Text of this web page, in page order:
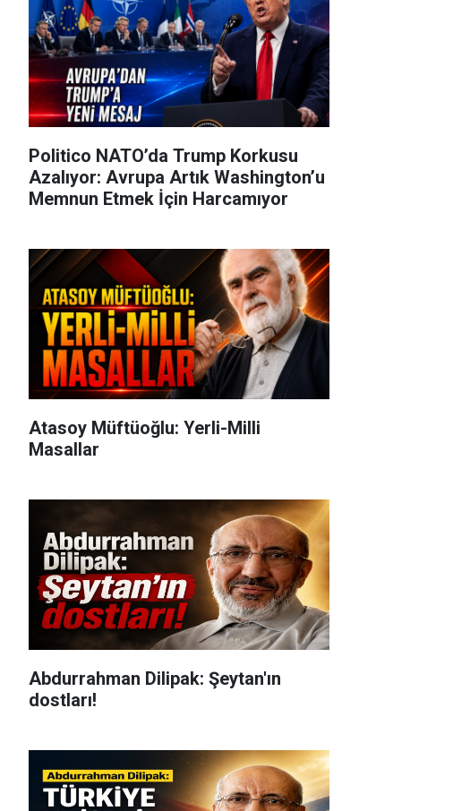
Politico NATO’da Trump Korkusu
Azalıyor: Avrupa Artık Washington’u
Memnun Etmek İçin Harcamıyor
Atasoy Müftüoğlu: Yerli-Milli
Masallar
Abdurrahman Dilipak: Şeytan'ın
dostları!